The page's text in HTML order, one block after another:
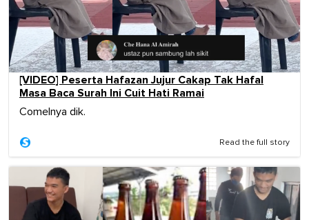
[VIDEO] Peserta Hafazan Jujur Cakap Tak Hafal
Masa Baca Surah Ini Cuit Hati Ramai
Comelnya dik.
Read the full story